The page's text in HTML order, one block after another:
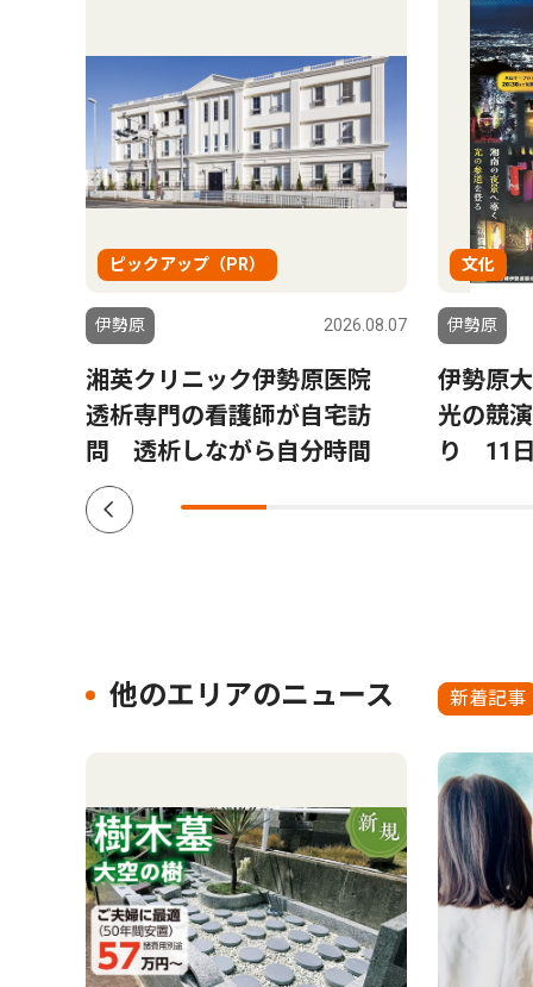
ピックアップ（PR）
伊勢原 2026.08.07
湘英クリニック伊勢原医院
透析専門の看護師が自宅訪
問 透析しながら自分時間
文化
伊勢原
伊勢原
光の競
り 11
他のエリアのニュース 新着記事